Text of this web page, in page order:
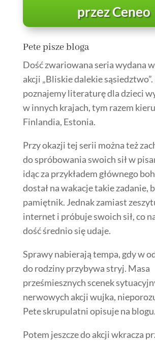
przez Ceneo
Pete pisze bloga
Dość zwariowana seria wydana
akcji „Bliskie dalekie
poznajemy literaturę dla dzieci
w innych krajach, tym razem
Finlandia, Estonia.
Przy okazji tej serii można też
do spróbowania swoich sił w
idąc za przykładem głównego
dostał na wakacje takie zadanie,
pamiętnik. Jednak zamiast
internet i próbuje swoich sił, co
dość średnio się udaje.
Sprawy nabierają tempa, gdy w
do rodziny przybywa stryj. Masa
prześmiesznych scenek
nerwowych akcji wujka,
Pete skrupulatni opisuje na blogu.
Potem jeszcze do akcji wkracza